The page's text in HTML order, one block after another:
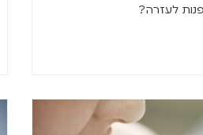
לעזרה?